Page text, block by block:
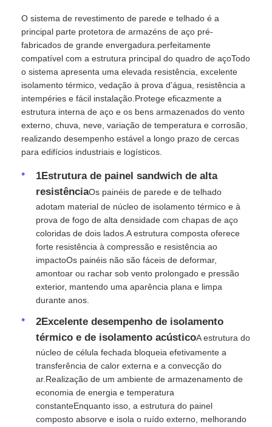
O sistema de revestimento de parede e telhado é a
principal parte protetora de armazéns de aço pré-
fabricados de grande envergadura.perfeitamente
compatível com a estrutura principal do quadro de açoTodo
o sistema apresenta uma elevada resistência, excelente
isolamento térmico, vedação à prova d'água, resistência a
intempéries e fácil instalação.Protege eficazmente a
estrutura interna de aço e os bens armazenados do vento
externo, chuva, neve, variação de temperatura e corrosão,
realizando desempenho estável a longo prazo de cercas
para edifícios industriais e logísticos.
1Estrutura de painel sandwich de alta
resistênciaOs painéis de parede e de telhado
adotam material de núcleo de isolamento térmico e à
prova de fogo de alta densidade com chapas de aço
coloridas de dois lados.A estrutura composta oferece
forte resistência à compressão e resistência ao
impactoOs painéis não são fáceis de deformar,
amontoar ou rachar sob vento prolongado e pressão
exterior, mantendo uma aparência plana e limpa
durante anos.
2Excelente desempenho de isolamento
térmico e de isolamento acústicoA estrutura do
núcleo de célula fechada bloqueia efetivamente a
transferência de calor externa e a convecção do
ar.Realização de um ambiente de armazenamento de
economia de energia e temperatura
constanteEnquanto isso, a estrutura do painel
composto absorve e isola o ruído externo, melhorando